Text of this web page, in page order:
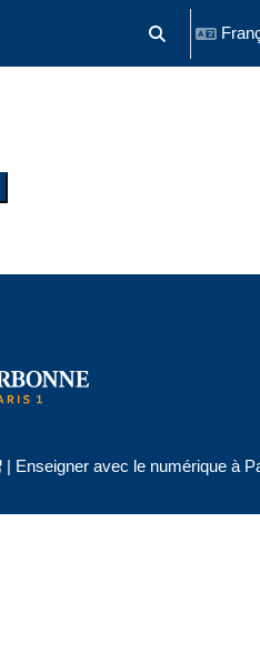
Activer/
| Enseigner avec le numérique à